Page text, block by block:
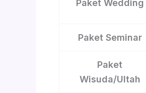
Paket Wedding
Paket Seminar
Paket
Wisuda/Ultah